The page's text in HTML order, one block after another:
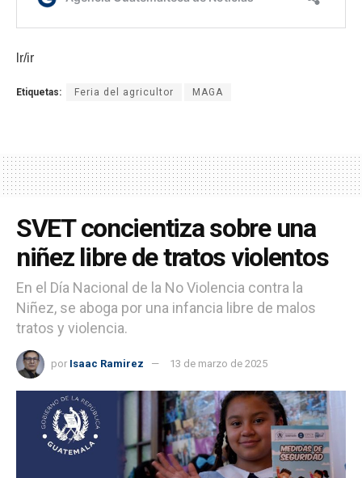
lr/ir
Etiquetas: Feria del agricultor MAGA
SVET concientiza sobre una
niñez libre de tratos violentos
En el Día Nacional de la No Violencia contra la
Niñez, se aboga por una infancia libre de malos
tratos y violencia.
por Isaac Ramirez 13 de marzo de 2025